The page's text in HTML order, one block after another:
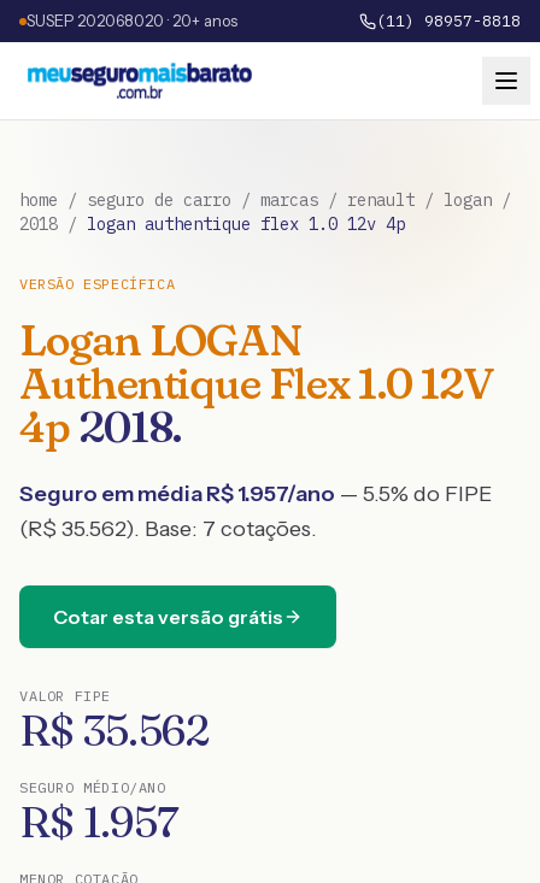
SUSEP 202068020 · 20+ anos (11) 98957-8818
home / seguro de carro / marcas / renault / logan /
2018 / logan authentique flex 1.0 12v 4p
VERSÃO ESPECÍFICA
Logan LOGAN
Authentique Flex 1.0 12V
4p 2018.
Seguro em média R$1.957/ano — 5.5% do FIPE
(R$ 35.562). Base: 7 cotações.
Cotar esta versão grátis
VALOR FIPE
R$ 35.562
SEGURO MÉDIO/ANO
R$ 1.957
MENOR COTAÇÃO